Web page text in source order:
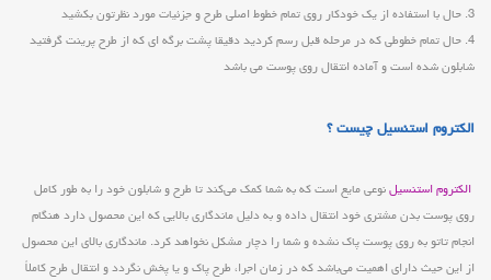
3. حال با استفاده از یک خودکار روی تمام خطوط اصلی طرح و جزئیات مورد نظرتون بکشید
4. حال تمام خطوطی که در مرحله قبل رسم کردید دقیقا پشت برگه ای که از طرح پرینت گرفتید
شابلون شده است و آماده انتقال روی پوست می باشد
الکتروم استنسیل چیست ؟
الکتروم استنسیلنوعی مایع است که به شما کمک می‌کند تا طرح و شابلون خود را به طور کامل
روی پوست بدن مشتری خود انتقال داده و به دلیل ماندگاری بالایی که این محصول دارد هنگام
انجام تاتو به روی پوست پاک نشده و شما را دچار مشکل نخواهد کرد. ماندگاری بالای این محصول
از این حیث دارای اهمیت می‌باشد که در زمان اجرا، طرح پاک و یا پخش نگردد و انتقال طرح کاملاً